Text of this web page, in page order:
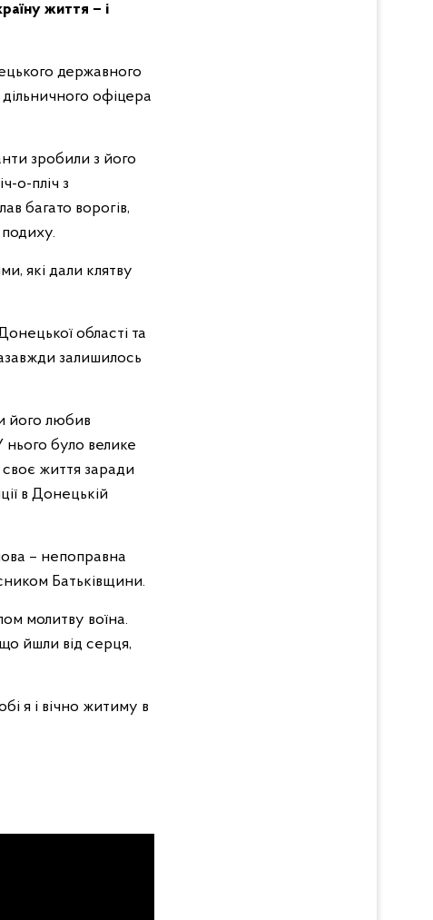
життя – і
державного
офіцера
зробили з його
о-пліч з
багато ворогів,
які дали клятву
області та
залишилось
його любив
було велике
життя заради
в Донецькій
– непоправна
Батьківщини.
молитву воїна.
йшли від серця,
я і вічно житиму в